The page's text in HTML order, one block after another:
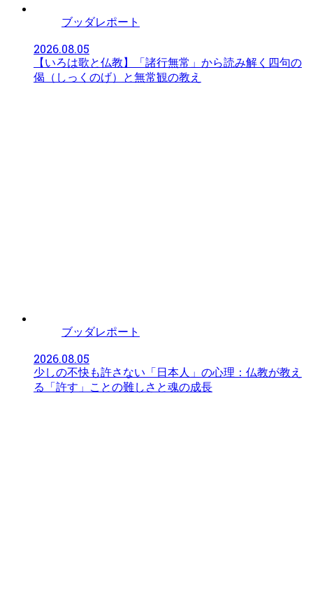
ブッダレポート
2026.08.05
【いろは歌と仏教】「諸行無常」から読み解く四句の
偈（しっくのげ）と無常観の教え
ブッダレポート
2026.08.05
少しの不快も許さない「日本人」の心理：仏教が教え
る「許す」ことの難しさと魂の成長